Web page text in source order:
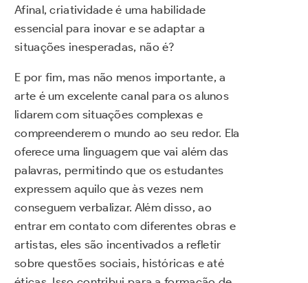
Afinal, criatividade é uma habilidade
essencial para inovar e se adaptar a
situações inesperadas, não é?
E por fim, mas não menos importante, a
arte é um excelente canal para os alunos
lidarem com situações complexas e
compreenderem o mundo ao seu redor. Ela
oferece uma linguagem que vai além das
palavras, permitindo que os estudantes
expressem aquilo que às vezes nem
conseguem verbalizar. Além disso, ao
entrar em contato com diferentes obras e
artistas, eles são incentivados a refletir
sobre questões sociais, históricas e até